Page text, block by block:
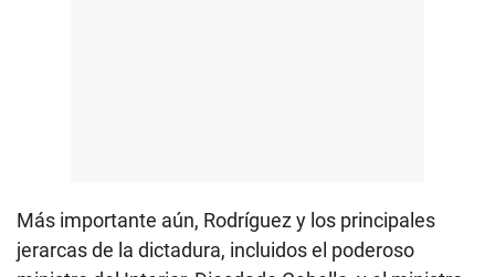
Más importante aún, Rodríguez y los principales
jerarcas de la dictadura, incluidos el poderoso